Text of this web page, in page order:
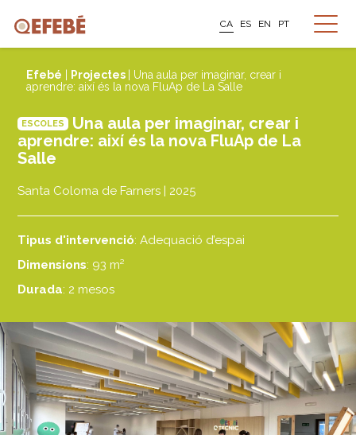
CA ES EN PT
Efebé Projectes
| Una aula per imaginar, crear i
aprendre: així és la nova FluAp de La Salle
ESCOLES
Una aula per imaginar, crear i
aprendre: així és la nova FluAp de La
Salle
Santa Coloma de Farners | 2025
Tipus d'intervenció: Adequació d’espai
Dimensions: 93 m²
Durada: 2 mesos